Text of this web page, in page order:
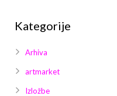
Kategorije
Arhiva
artmarket
Izložbe